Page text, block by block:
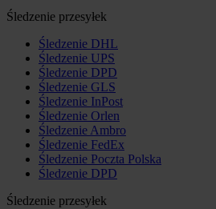
Śledzenie przesyłek
Śledzenie DHL
Śledzenie UPS
Śledzenie DPD
Śledzenie GLS
Śledzenie InPost
Śledzenie Orlen
Śledzenie Ambro
Śledzenie FedEx
Śledzenie Poczta Polska
Śledzenie DPD
Śledzenie przesyłek